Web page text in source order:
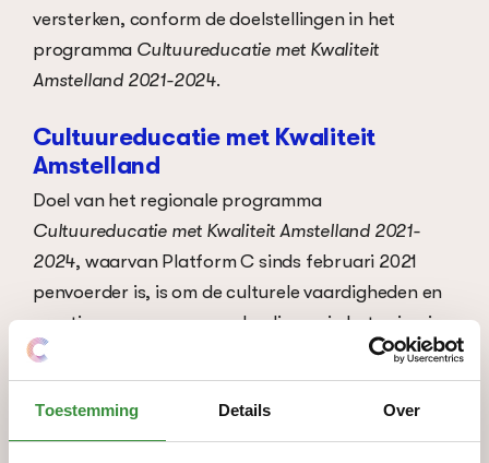
Toestemming Details Over
versterken, conform de doelstellingen in het
programma Cultuureducatie met Kwaliteit
Amstelland 2021-2024.
Cultuureducatie met Kwaliteit
Amstelland
Doel van het regionale programma
Cultuureducatie met Kwaliteit Amstelland 2021-
2024, waarvan Platform C sinds februari 2021
penvoerder is, is om de culturele vaardigheden en
creatieve vermogens van leerlingen in het primair
onderwijs te versterken. Om zoveel mogelijk
jeugdigen en jongeren te bereiken, gaat Platform
C meer inzetten op versterking van
binnenschoolse muziek- en danseducatie, in